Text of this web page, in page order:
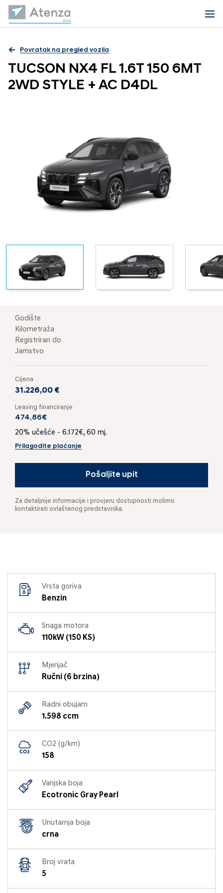
Povratak na pregled vozila
TUCSON NX4 FL 1.6T 150 6MT
2WD STYLE + AC D4DL
Godište
Kilometraža
Registriran do
Jamstvo
Cijena
31.226,00 €
Leasing financiranje
474,86€
20% učešće - 6.172€, 60 mj.
Prilagodite plaćanje
Pošaljite upit
Za detaljnije informacije i provjeru dostupnosti molimo
kontaktirati ovlaštenog predstavnika.
Vrsta goriva
Benzin
Snaga motora
110kW (150 KS)
Mjenjač
Ručni (6 brzina)
Radni obujam
1.598 ccm
CO2 (g/km)
158
Vanjska boja
Ecotronic Gray Pearl
Unutarnja boja
crna
Broj vrata
5